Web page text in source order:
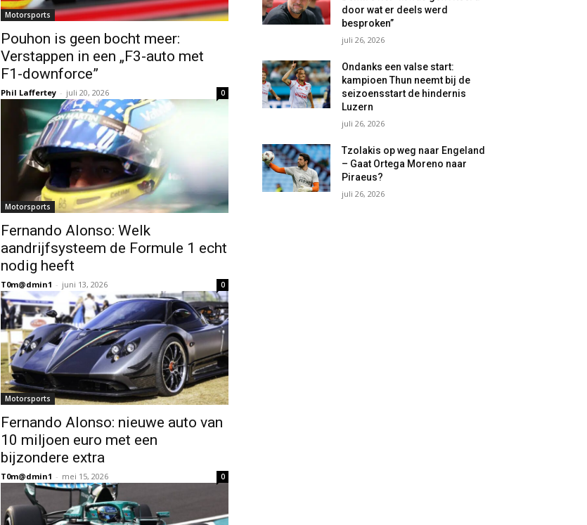
Motorsports
Pouhon is geen bocht meer:
Verstappen in een „F3-auto met
F1-downforce”
Phil Laffertey - juli 20, 2026 0
Motorsports
Fernando Alonso: Welk
aandrijfsysteem de Formule 1 echt
nodig heeft
T0m@dmin1 - juni 13, 2026 0
Motorsports
Fernando Alonso: nieuwe auto van
10 miljoen euro met een
bijzondere extra
T0m@dmin1 - mei 15, 2026 0
door wat er deels werd
besproken”
juli 26, 2026
Ondanks een valse start:
kampioen Thun neemt bij de
seizoensstart de hindernis
Luzern
juli 26, 2026
Tzolakis op weg naar Engeland
– Gaat Ortega Moreno naar
Piraeus?
juli 26, 2026